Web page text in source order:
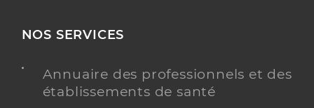
NOS SERVICES
Annuaire des professionnels et des
établissements de santé